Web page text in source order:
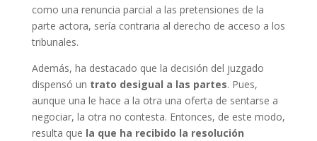
como una renuncia parcial a las pretensiones de la
parte actora, sería contraria al derecho de acceso a los
tribunales.
Además, ha destacado que la decisión del juzgado
dispensó un trato desigual a las partes. Pues,
aunque una le hace a la otra una oferta de sentarse a
negociar, la otra no contesta. Entonces, de este modo,
resulta que la que ha recibido la resolución